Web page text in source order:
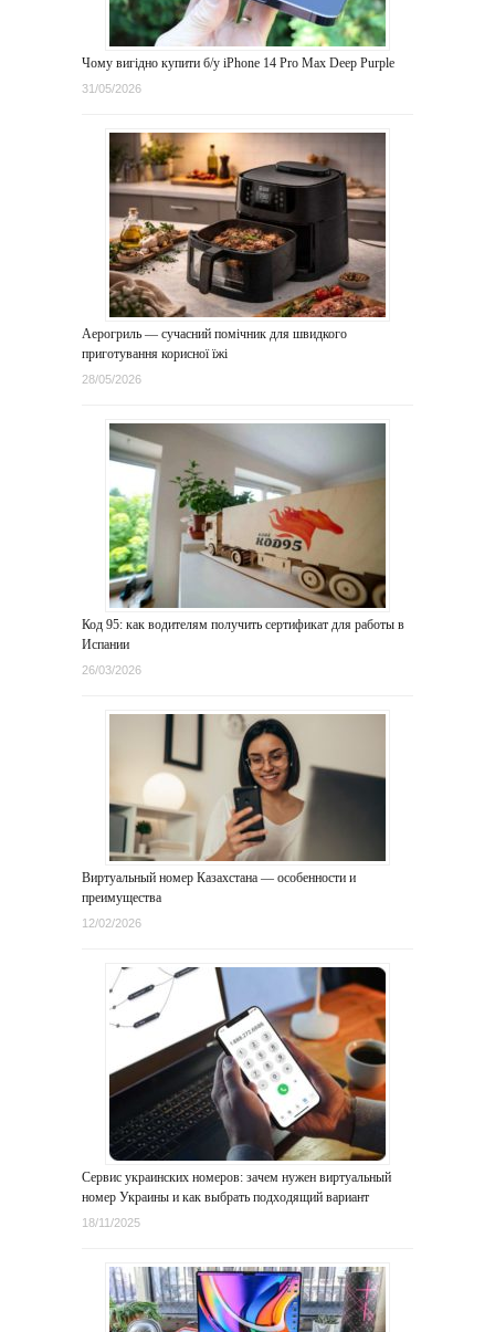
Чому вигідно купити б/у iPhone 14 Pro Max Deep Purple
31/05/2026
Аерогриль — сучасний помічник для швидкого
приготування корисної їжі
28/05/2026
Код 95: как водителям получить сертификат для работы в
Испании
26/03/2026
Виртуальный номер Казахстана — особенности и
преимущества
12/02/2026
Сервис украинских номеров: зачем нужен виртуальный
номер Украины и как выбрать подходящий вариант
18/11/2025